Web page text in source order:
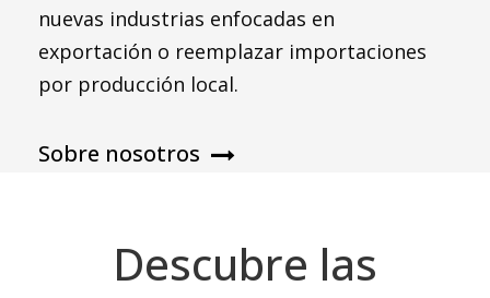
nuevas industrias enfocadas en
exportación o reemplazar importaciones
por producción local.
Sobre nosotros
Descubre las